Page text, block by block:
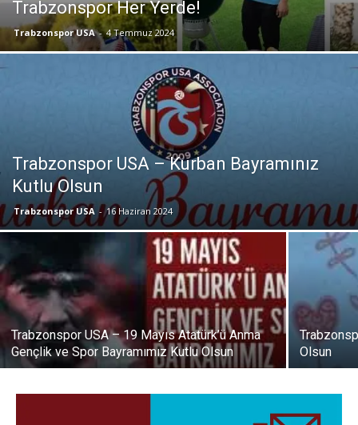
Trabzonspor Her Yerde!
Trabzonspor USA - 4 Temmuz 2024
Trabzonspor USA – Kurban Bayramınız
Kutlu Olsun
Trabzonspor USA - 16 Haziran 2024
Trabzonspor USA – 19 Mayıs Atatürk’ü Anma
Gençlik ve Spor Bayramımız Kutlu Olsun
Olsun